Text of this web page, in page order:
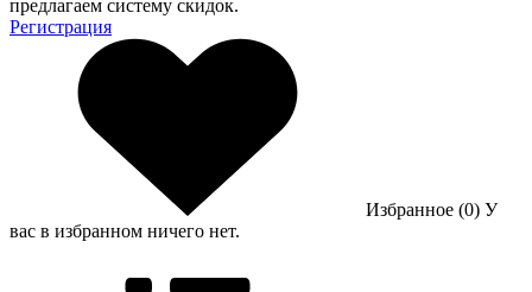
предлагаем систему скидок.
Регистрация
Избранное (0) У
вас в избранном ничего нет.